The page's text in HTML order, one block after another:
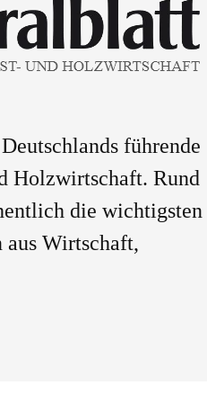
führende
Holzwirtschaft. Rund
die wichtigsten
Wirtschaft,